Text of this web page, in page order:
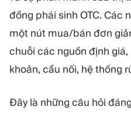
đồng phái sinh OTC. Các
một nút mua/bán đơn
chuỗi các nguồn định
khoản, cầu nối, hệ thống
Đây là những câu hỏi